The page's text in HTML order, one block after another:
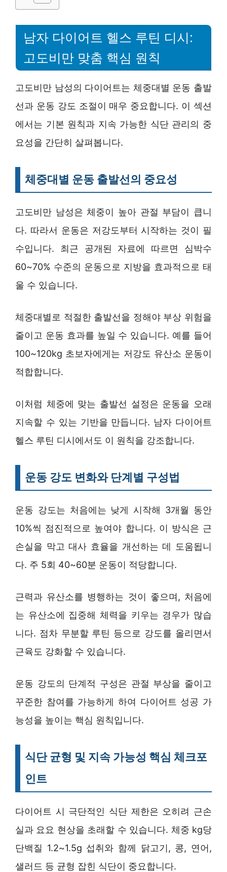
남자 다이어트 헬스 루틴 디시:
고도비만 맞춤 핵심 원칙
고도비만 남성의 다이어트는 체중대별 운동 출발
선과 운동 강도 조절이 매우 중요합니다. 이 섹션
에서는 기본 원칙과 지속 가능한 식단 관리의 중
요성을 간단히 살펴봅니다.
체중대별 운동 출발선의 중요성
고도비만 남성은 체중이 높아 관절 부담이 큽니
다. 따라서 운동은 저강도부터 시작하는 것이 필
수입니다. 최근 공개된 자료에 따르면 심박수
60~70% 수준의 운동으로 지방을 효과적으로 태
울 수 있습니다.
체중대별로 적절한 출발선을 정해야 부상 위험을
줄이고 운동 효과를 높일 수 있습니다. 예를 들어
100~120kg 초보자에게는 저강도 유산소 운동이
적합합니다.
이처럼 체중에 맞는 출발선 설정은 운동을 오래
지속할 수 있는 기반을 만듭니다. 남자 다이어트
헬스 루틴 디시에서도 이 원칙을 강조합니다.
운동 강도 변화와 단계별 구성법
운동 강도는 처음에는 낮게 시작해 3개월 동안
10%씩 점진적으로 높여야 합니다. 이 방식은 근
손실을 막고 대사 효율을 개선하는 데 도움됩니
다. 주 5회 40~60분 운동이 적당합니다.
근력과 유산소를 병행하는 것이 좋으며, 처음에
는 유산소에 집중해 체력을 키우는 경우가 많습
니다. 점차 무분할 루틴 등으로 강도를 올리면서
근육도 강화할 수 있습니다.
운동 강도의 단계적 구성은 관절 부상을 줄이고
꾸준한 참여를 가능하게 하여 다이어트 성공 가
능성을 높이는 핵심 원칙입니다.
식단 균형 및 지속 가능성 핵심 체크포
인트
다이어트 시 극단적인 식단 제한은 오히려 근손
실과 요요 현상을 초래할 수 있습니다. 체중 kg당
단백질 1.2~1.5g 섭취와 함께 닭고기, 콩, 연어,
샐러드 등 균형 잡힌 식단이 중요합니다.